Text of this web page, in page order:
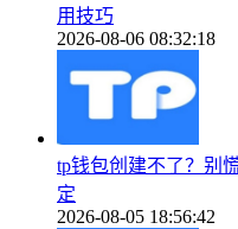
用技巧
2026-08-06 08:32:18
tp钱包创建不了？别
定
2026-08-05 18:56:42